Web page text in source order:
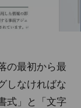
の最初から最
しなければな
式」と「文字